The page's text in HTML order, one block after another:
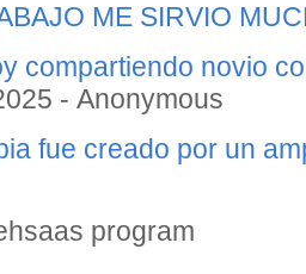
ME SIRVIO
compartiendo novio
- Anonymous
fue creado por un
program